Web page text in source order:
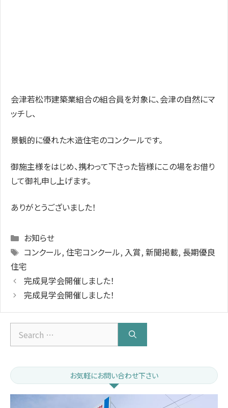
会津若松市建築業組合の組合員を対象に、会津の自然にマ
ッチし、
景観的に優れた木造住宅のコンクールです。
御施主様をはじめ、携わって下さった皆様にこの場をお借り
して御礼申し上げます。
ありがとうございました！
Categories
お知らせ
Tags
コンクール, 住宅コンクール, 入賞, 新聞掲載, 長期優良
住宅
完成見学会開催しました！
完成見学会開催しました！
Search
for:
お気軽にお問い合わせ下さい